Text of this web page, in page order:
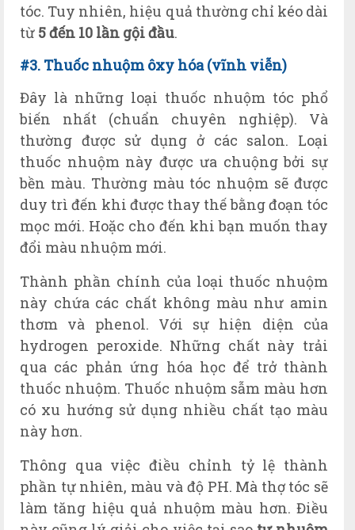
tóc. Tuy nhiên, hiệu quả thường chỉ kéo dài
từ 5 đến 10 lần gội đầu.
#3. Thuốc nhuộm ôxy hóa (vĩnh viễn)
Đây là những loại thuốc nhuộm tóc phổ
biến nhất (chuẩn chuyên nghiệp). Và
thường được sử dụng ở các salon. Loại
thuốc nhuộm này được ưa chuộng bởi sự
bền màu. Thường màu tóc nhuộm sẽ được
duy trì đến khi được thay thế bằng đoạn tóc
mọc mới. Hoặc cho đến khi bạn muốn thay
đổi màu nhuộm mới.
Thành phần chính của loại thuốc nhuộm
này chứa các chất không màu như amin
thơm và phenol. Với sự hiện diện của
hydrogen peroxide. Những chất này trải
qua các phản ứng hóa học để trở thành
thuốc nhuộm. Thuốc nhuộm sẫm màu hơn
có xu hướng sử dụng nhiều chất tạo màu
này hơn.
Thông qua việc điều chỉnh tỷ lệ thành
phần tự nhiên, màu và độ PH. Mà thợ tóc sẽ
làm tăng hiệu quả nhuộm màu hơn. Điều